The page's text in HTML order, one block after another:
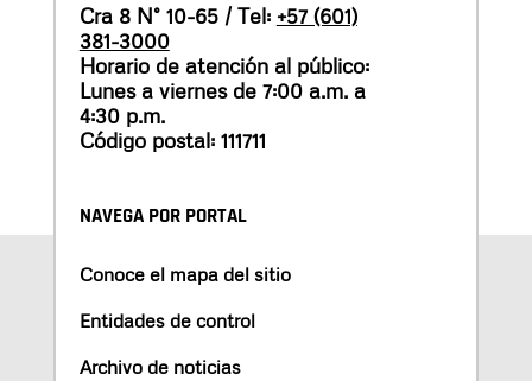
Cra 8 N° 10-65 / Tel: +57 (601)
381-3000
Horario de atención al público:
Lunes a viernes de 7:00 a.m. a
4:30 p.m.
Código postal: 111711
NAVEGA POR PORTAL
Conoce el mapa del sitio
Entidades de control
Archivo de noticias